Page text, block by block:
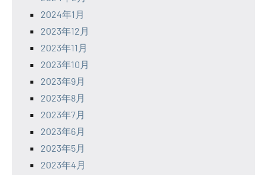
2024年1月
2023年12月
2023年11月
2023年10月
2023年9月
2023年8月
2023年7月
2023年6月
2023年5月
2023年4月